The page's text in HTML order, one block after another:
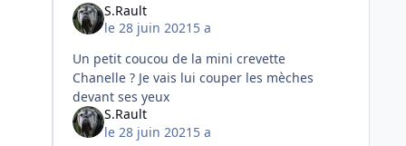
S.Rault
le 28 juin 2021 5 a
Un petit coucou de la mini crevette
Chanelle ? Je vais lui couper les mèches
devant ses yeux
S.Rault
le 28 juin 2021 5 a